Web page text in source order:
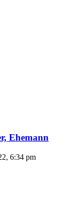
Ehemann
6:34 pm